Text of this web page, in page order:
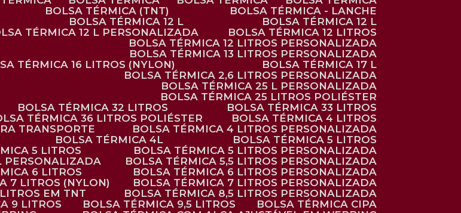
BOLSA TÉRMICA (TNT)
BOLSA TÉRMICA - LANCHE
BOLSA TÉRMICA 12 L
BOLSA TÉRMICA 12 L
TÉRMICA 12 L PERSONALIZADA
BOLSA TÉRMICA 12 LITROS
BOLSA TÉRMICA 12 LITROS PERSONALIZADA
BOLSA TÉRMICA 13 LITROS PERSONALIZADA
TÉRMICA 16 LITROS (NYLON)
BOLSA TÉRMICA 17 L
BOLSA TÉRMICA 2,6 LITROS PERSONALIZADA
BOLSA TÉRMICA 25 L PERSONALIZADA
BOLSA TÉRMICA 25 LITROS POLIÉSTER
BOLSA TÉRMICA 32 LITROS
BOLSA TÉRMICA 33 LITROS
TÉRMICA 36 LITROS POLIÉSTER
BOLSA TÉRMICA 4 LITROS
TRANSPORTE
BOLSA TÉRMICA 4 LITROS PERSONALIZADA
BOLSA TÉRMICA 4L
BOLSA TÉRMICA 5 LITROS
5 LITROS
BOLSA TÉRMICA 5 LITROS PERSONALIZADA
PERSONALIZADA
BOLSA TÉRMICA 5,5 LITROS PERSONALIZADA
6 LITROS
BOLSA TÉRMICA 6 LITROS PERSONALIZADA
7 LITROS (NYLON)
BOLSA TÉRMICA 7 LITROS PERSONALIZADA
EM TNT
BOLSA TÉRMICA 8,5 LITROS PERSONALIZADA
9 LITROS BOLSA TÉRMICA 9,5 LITROS
BOLSA TÉRMICA CIPA